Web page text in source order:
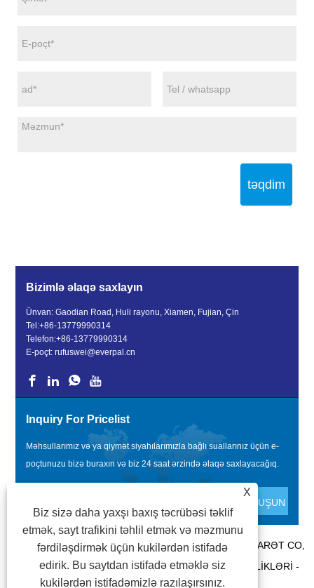
təqdim
Bizimlə əlaqə saxlayın
Ünvan: Gaodian Road, Huli rayonu, Xiamen, Fujian, Çin
Tel:+86-13779990314
Telefon:+86-13779990314
E-poçt:rufuswei@everpal.cn
Inquiry For Pricelist
Məhsullarımız və ya qiymət siyahılarımızla bağlı suallarınız üçün e-
poçtunuzu bizə buraxın və biz 24 saat ərzində əlaqə saxlayacağıq.
MÜƏLLIFLIK HÜQUQU © 2022 XIAMEN EVERPAL TICARƏT CO,
LTD - FLIP FLOPS, SANDALET TERLIK, SLAYD TERLIKLƏRI -
X
Biz sizə daha yaxşı baxış təcrübəsi təklif
etmək, sayt trafikini təhlil etmək və məzmunu
fərdiləşdirmək üçün kukilərdən istifadə
edirik. Bu saytdan istifadə etməklə siz
kukilərdən istifadəmizlə razılaşırsınız.